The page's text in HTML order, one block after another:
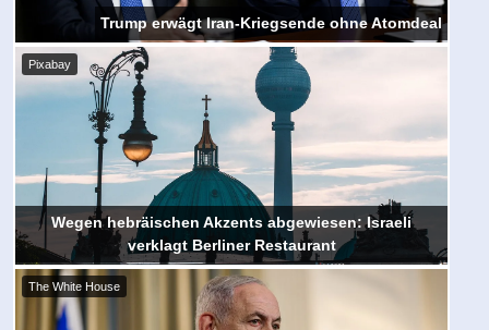
Trump erwägt Iran-Kriegsende ohne Atomdeal
Pixabay
Wegen hebräischen Akzents abgewiesen: Israeli
verklagt Berliner Restaurant
The White House